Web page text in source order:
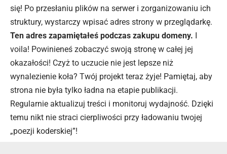
się! Po przesłaniu plików na serwer i zorganizowaniu ich
struktury, wystarczy wpisać adres strony w przeglądarkę.
Ten adres zapamiętałeś podczas zakupu domeny. I
voila! Powinieneś zobaczyć swoją stronę w całej jej
okazałości! Czyż to uczucie nie jest lepsze niż
wynalezienie koła? Twój projekt teraz żyje! Pamiętaj, aby
strona nie była tylko ładna na etapie publikacji.
Regularnie aktualizuj treści i monitoruj wydajność. Dzięki
temu nikt nie straci cierpliwości przy ładowaniu twojej
„poezji koderskiej”!